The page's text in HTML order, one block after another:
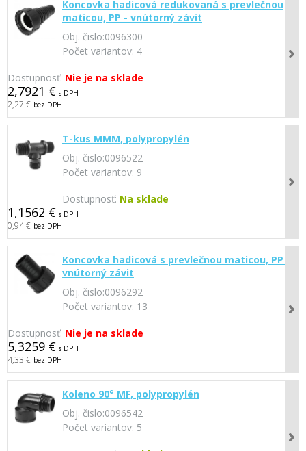
Koncovka hadicová redukovaná s prevlečnou
maticou, PP - vnútorný závit
Obj. čislo:0096300
Počet variantov: 4
Dostupnosť: Nie je na sklade
2,7921 € s DPH
2,27 € bez DPH
T-kus MMM, polypropylén
Obj. čislo:0096522
Počet variantov: 9
Dostupnosť: Na sklade
1,1562 € s DPH
0,94 € bez DPH
Koncovka hadicová s prevlečnou maticou, PP -
vnútorný závit
Obj. čislo:0096292
Počet variantov: 13
Dostupnosť: Nie je na sklade
5,3259 € s DPH
4,33 € bez DPH
Koleno 90° MF, polypropylén
Obj. čislo:0096542
Počet variantov: 5